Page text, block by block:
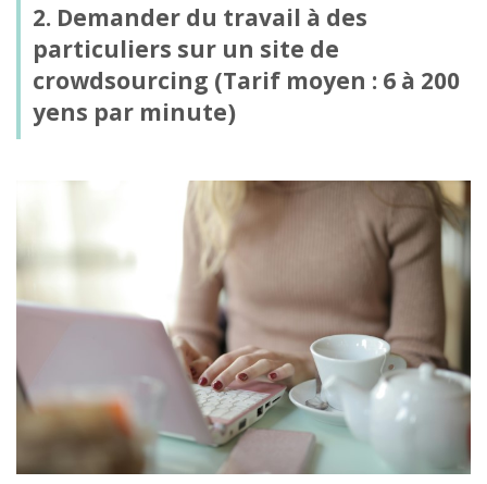
2. Demander du travail à des
particuliers sur un site de
crowdsourcing (Tarif moyen : 6 à 200
yens par minute)